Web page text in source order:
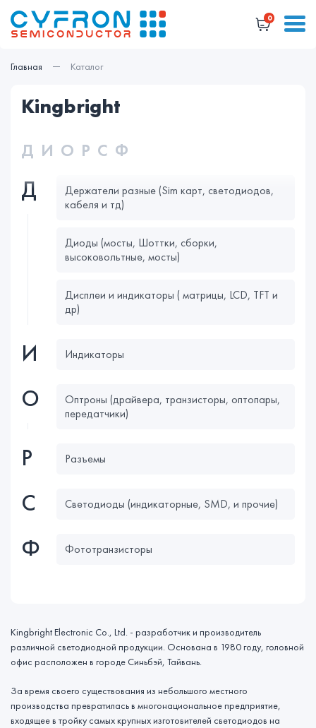
0
Главная Каталог
kingbright
Д И О Р С Ф
Д
Держатели разные (Sim карт, светодиодов,
кабеля и тд)
Диоды (мосты, Шоттки, сборки,
высоковольтные, мосты)
Дисплеи и индикаторы ( матрицы, LCD, TFT и
др)
И Индикаторы
О
Оптроны (драйвера, транзисторы, оптопары,
передатчики)
Р Разъемы
С Светодиоды (индикаторные, SMD, и прочие)
Ф Фототранзисторы
Kingbright Electronic Co., Ltd. - разработчик и производитель
различной светодиодной продукции. Основана в 1980 году, головной
офис расположен в городе Синьбэй, Тайвань.
За время своего существования из небольшого местного
производства превратилась в многонациональное предприятие,
входящее в тройку самых крупных изготовителей светодиодов на